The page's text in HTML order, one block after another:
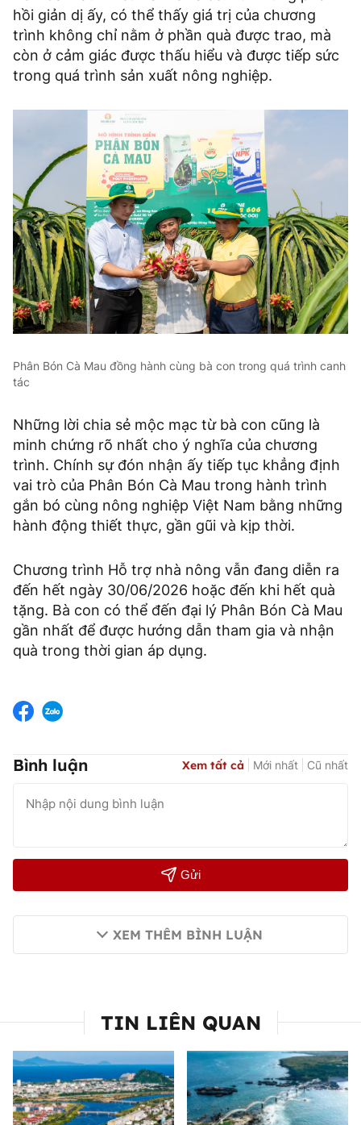
hồi giản dị ấy, có thể thấy giá trị của chương
trình không chỉ nằm ở phần quà được trao, mà
còn ở cảm giác được thấu hiểu và được tiếp sức
trong quá trình sản xuất nông nghiệp.
Phân Bón Cà Mau đồng hành cùng bà con trong quá trình canh
tác
Những lời chia sẻ mộc mạc từ bà con cũng là
minh chứng rõ nhất cho ý nghĩa của chương
trình. Chính sự đón nhận ấy tiếp tục khẳng định
vai trò của Phân Bón Cà Mau trong hành trình
gắn bó cùng nông nghiệp Việt Nam bằng những
hành động thiết thực, gần gũi và kịp thời.
Chương trình Hỗ trợ nhà nông vẫn đang diễn ra
đến hết ngày 30/06/2026 hoặc đến khi hết quà
tặng. Bà con có thể đến đại lý Phân Bón Cà Mau
gần nhất để được hướng dẫn tham gia và nhận
quà trong thời gian áp dụng.
Bình luận Xem tất cả Mới nhất Cũ nhất
Gửi
XEM THÊM BÌNH LUẬN
TIN LIÊN QUAN